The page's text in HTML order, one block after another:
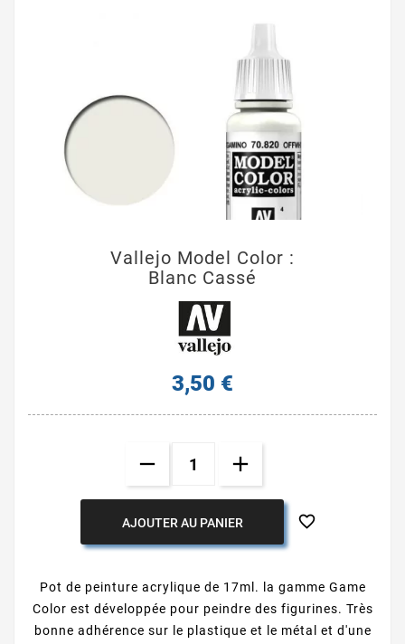
Vallejo Model Color :
Blanc Cassé
3,50 €
AJOUTER AU PANIER 
Pot de peinture acrylique de 17ml. la gamme Game
Color est développée pour peindre des figurines. Très
bonne adhérence sur le plastique et le métal et d'une